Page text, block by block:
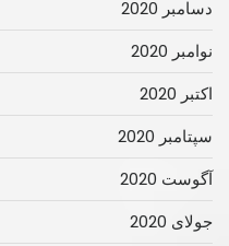
دسامبر 2020
نوامبر 2020
اکتبر 2020
سپتامبر 2020
آگوست 2020
جولای 2020